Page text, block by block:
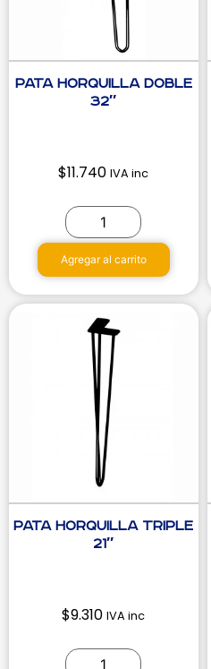
Pata Horquilla Doble
32″
$11.740 IVA inc
Agregar al carrito
Pata Horquilla Triple
21″
$9.310 IVA inc